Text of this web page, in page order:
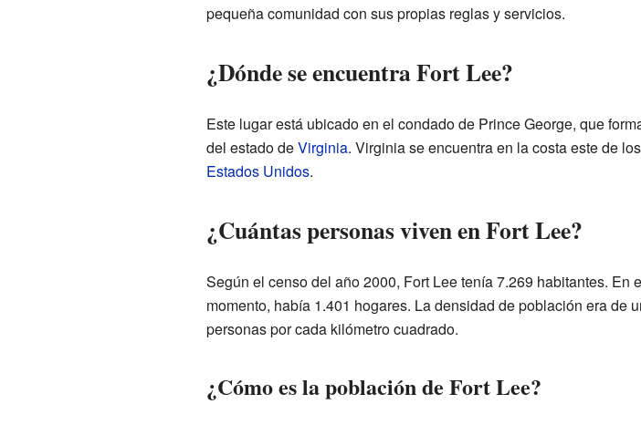
pequeña comunidad con sus propias reglas y servicios.
¿Dónde se encuentra Fort Lee?
Este lugar está ubicado en el condado de Prince George, que
del estado deVirginia. Virginia se encuentra en la costa este de los
Estados Unidos.
¿Cuántas personas viven en Fort Lee?
Según el censo del año 2000, Fort Lee tenía 7.269 habitantes. En
momento, había 1.401 hogares. La densidad de población era de
personas por cada kilómetro cuadrado.
¿Cómo es la población de Fort Lee?